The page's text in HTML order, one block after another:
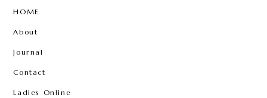
HOME
About
Journal
Contact
Ladies Online